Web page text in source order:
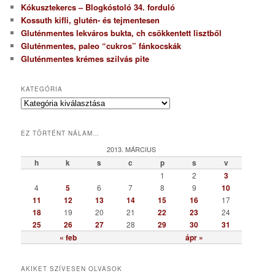
Kókusztekercs – Blogkóstoló 34. forduló
Kossuth kifli, glutén- és tejmentesen
Gluténmentes lekváros bukta, ch csökkentett lisztből
Gluténmentes, paleo “cukros” fánkocskák
Gluténmentes krémes szilvás pite
KATEGÓRIA
K
e
r
EZ TÖRTÉNT NÁLAM…
2013. MÁRCIUS
h k s c p s v
« feb ápr »
1 2 3
4 5 6 7 8 9
10
11
12 13 14 15 16 17
18 19 20 21 22 23 24
25 26 27 28 29 30 31
AKIKET SZÍVESEN OLVASOK